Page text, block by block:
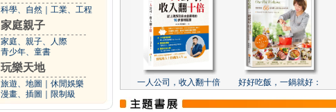
科學、自然 工業、工程
家庭親子
家庭、親子、人際
青少年、童書
玩樂天地
旅遊、地圖
休閒娛樂
漫畫、插圖
限制級
一人公司，收入翻十倍 好好吃飯，一鍋就好：